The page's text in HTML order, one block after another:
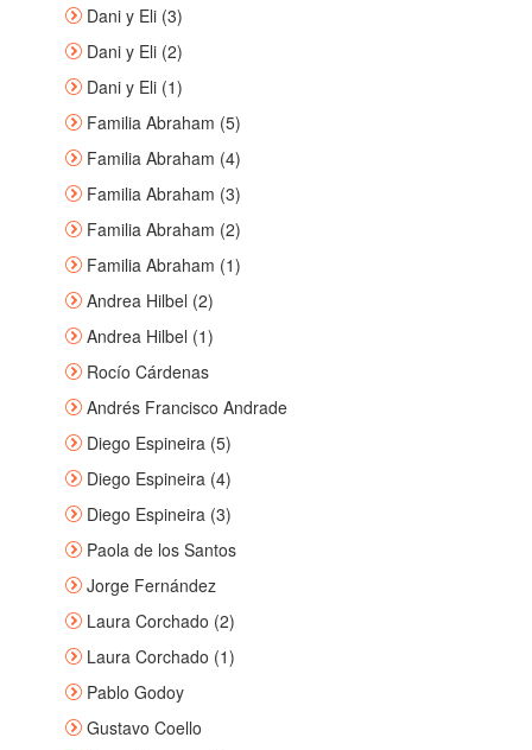
Dani y Eli (3)
Dani y Eli (2)
Dani y Eli (1)
Familia Abraham (5)
Familia Abraham (4)
Familia Abraham (3)
Familia Abraham (2)
Familia Abraham (1)
Andrea Hilbel (2)
Andrea Hilbel (1)
Rocío Cárdenas
Andrés Francisco Andrade
Diego Espineira (5)
Diego Espineira (4)
Diego Espineira (3)
Paola de los Santos
Jorge Fernández
Laura Corchado (2)
Laura Corchado (1)
Pablo Godoy
Gustavo Coello